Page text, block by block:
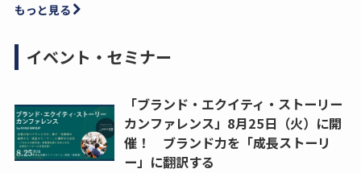
もっと見る
イベント・セミナー
「ブランド・エクイティ・ストーリー
カンファレンス」8月25日（火）に開
催！ ブランド力を「成長ストーリ
ー」に翻訳する